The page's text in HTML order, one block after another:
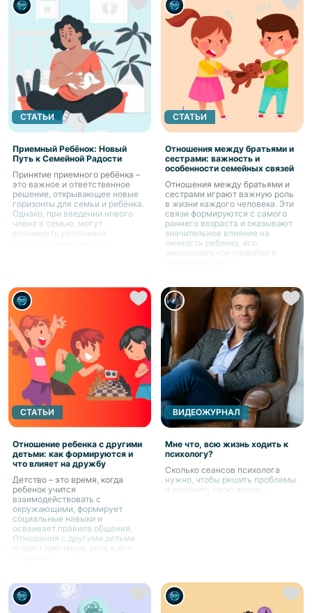
СТАТЬИ
Приемный Ребёнок: Новый
Путь к Семейной Радости
Принятие приемного ребёнка –
это важное и ответственное
решение, открывающее новые
горизонты для семьи и ребёнка.
Однако, при введении нового
члена в семью, могут
возникнуть различные
СТАТЬИ
Отношения между братьями и
сестрами: важность и
особенности семейных связей
Отношения между братьями и
сестрами играют важную роль
в жизни каждого человека. Эти
связи формируются с самого
раннего возраста и оказывают
значительное влияние на
личность ребенка, его
эмоциональное развитие и
СТАТЬИ
Отношение ребенка с другими
детьми: как формируются и
что влияет на дружбу
Детство – это время, когда
ребенок учится
взаимодействовать с
окружающими, формирует
социальные навыки и
осваивает правила общения.
Отношения с другими детьми
играют ключевую роль в его
ВИДЕОЖУРНАЛ
Мне что, всю жизнь ходить к
психологу?
Сколько сеансов психолога
нужно, чтобы решить проблемы
и изменить свою жизнь …